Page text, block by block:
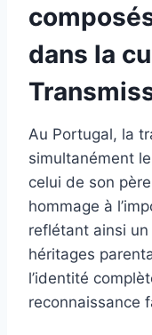
dans la
Au Portugal, la
simultanément
celui de son
hommage à
reflétant ainsi
héritages
l’identité
reconnaissance